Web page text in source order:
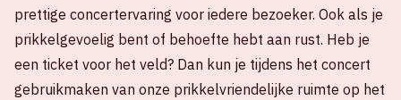
prettige concertervaring voor iedere bezoeker. Ook als je
prikkelgevoelig bent of behoefte hebt aan rust. Heb je
een ticket voor het veld? Dan kun je tijdens het concert
gebruikmaken van onze prikkelvriendelijke ruimte op het